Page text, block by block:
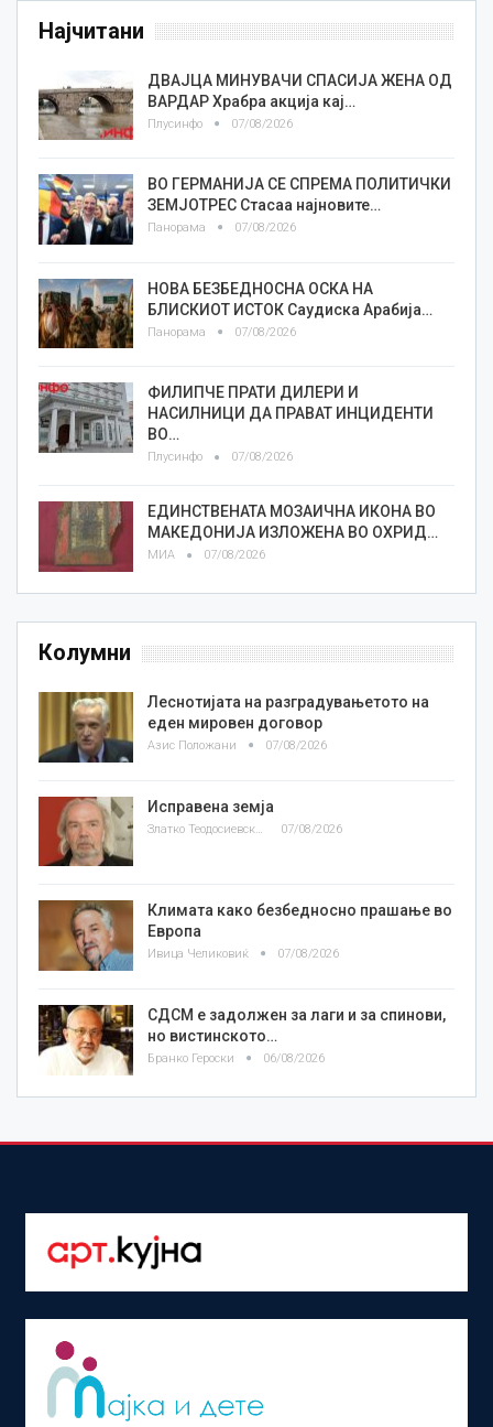
Најчитани
ДВАЈЦА МИНУВАЧИ СПАСИЈА ЖЕНА ОД
ВАРДАР Храбра акција кај…
Плусинфо 07/08/2026
ВО ГЕРМАНИЈА СЕ СПРЕМА ПОЛИТИЧКИ
ЗЕМЈОТРЕС Стасаа најновите…
Панорама 07/08/2026
НОВА БЕЗБЕДНОСНА ОСКА НА
БЛИСКИОТ ИСТОК Саудиска Арабија…
Панорама 07/08/2026
ФИЛИПЧЕ ПРАТИ ДИЛЕРИ И
НАСИЛНИЦИ ДА ПРАВАТ ИНЦИДЕНТИ
ВО…
Плусинфо 07/08/2026
ЕДИНСТВЕНАТА МОЗАИЧНА ИКОНА ВО
МАКЕДОНИЈА ИЗЛОЖЕНА ВО ОХРИД…
МИА 07/08/2026
Колумни
Леснотијата на разградувањетото на
еден мировен договор
Азис Положани 07/08/2026
Исправена земја
Златко Теодосиевски 07/08/2026
Климата како безбедносно прашање во
Европа
Ивица Челиковиќ 07/08/2026
СДСМ е задолжен за лаги и за спинови,
но вистинското…
Бранко Героски 06/08/2026